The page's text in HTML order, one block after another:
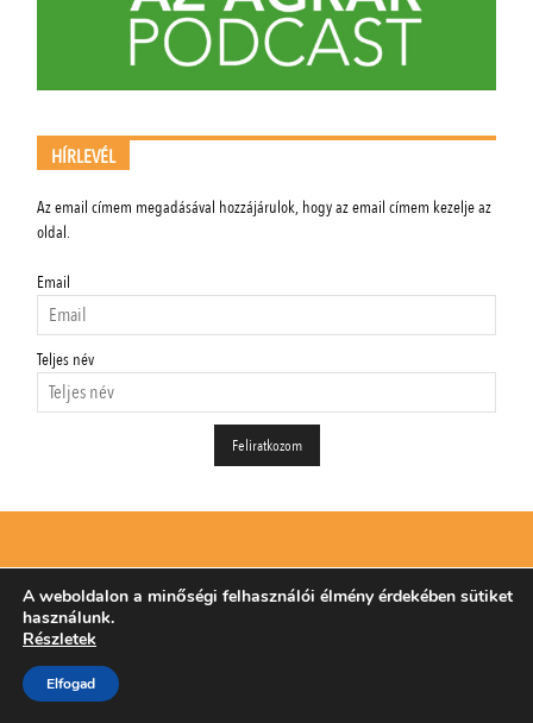
HÍRLEVÉL
Az email címem megadásával hozzájárulok, hogy az email címem kezelje az
oldal.
Email
Teljes név
A Magyar Mezőgazdaság Kft.
agrárhírportálja
Naponta friss hírekkel, videóriportokkal,
eseményekkel és pályázatokkal jelentkezünk az
A weboldalon a minőségi felhasználói élmény érdekében sütiket
használunk.
Részletek
Elfogad